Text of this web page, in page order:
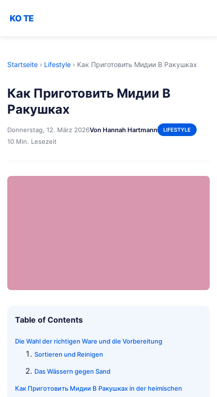
KO TE
Startseite › Lifestyle › Как Приготовить Мидии В Ракушках
Как Приготовить Мидии В
Ракушках
Donnerstag, 12. März 2026Von Hannah Hartmann LIFESTYLE
10 Min. Lesezeit
Table of Contents
Die Wahl der richtigen Ware und die Vorbereitung
Sortieren und Reinigen
Das Wässern gegen Sand
Как Приготовить Мидии В Ракушках in der heimischen